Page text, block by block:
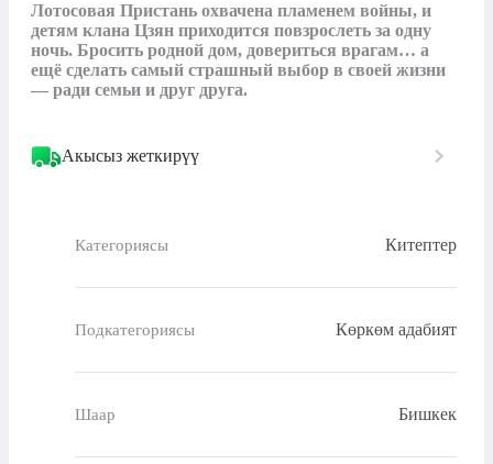
Лотосовая Пристань охвачена пламенем войны, и
детям клана Цзян приходится повзрослеть за одну
ночь. Бросить родной дом, довериться врагам… а
ещё сделать самый страшный выбор в своей жизни
— ради семьи и друг друга.
Акысыз жеткирүү
Категориясы Китептер
Подкатегориясы Көркөм адабият
Шаар Бишкек